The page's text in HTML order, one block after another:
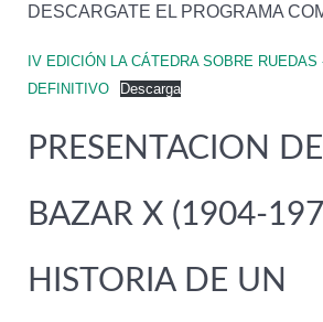
DESCARGATE EL PROGRAMA
IV EDICIÓN LA CÁTEDRA SOBRE RUEDAS
DEFINITIVO
Descarga
PRESENTACION
BAZAR X (1904-
HISTORIA DE UN